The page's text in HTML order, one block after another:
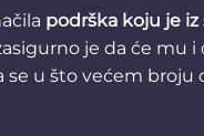
podrška koju je
je da će mu
se u što većem broju